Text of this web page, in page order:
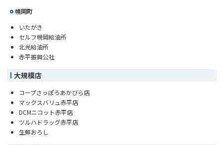
幌岡町
いたがき
セルフ幌岡給油所
北光給油所
赤平振興公社
大規模店
コープさっぽろあかびら店
マックスバリュ赤平店
DCMニコット赤平店
ツルハドラッグ赤平店
生鮮おろし